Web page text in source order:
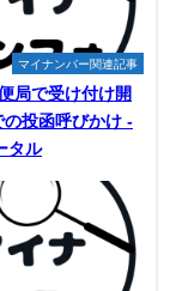
マイナンバー関連記事
局で受け付け開
の投函呼びかけ -
タル